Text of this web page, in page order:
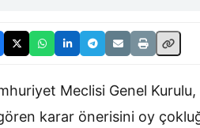
Meclisi Genel
karar önerisini oy